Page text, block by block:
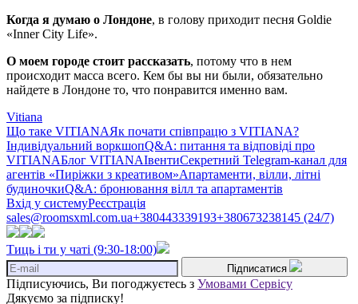
Когда я думаю о Лондоне, в голову приходит песня Goldie
«Inner City Life».
О моем городе стоит рассказать, потому что в нем
происходит масса всего. Кем бы вы ни были, обязательно
найдете в Лондоне то, что понравится именно вам.
Vitiana
Що таке VITIANAЯк почати співпрацю з VITIANA?
Індивідуальний воркшопQ&A: питання та відповіді про
VITIANAБлог VITIANAІвентиСекретний Telegram-канал для
агентів «Пиріжки з креативом»Апартаменти, вілли, літні
будиночкиQ&A: бронювання вілл та апартаментів
Вхід у системуРеєстрація
sales@roomsxml.com.ua+380443339193+380673238145 (24/7)
Тиць і ти у чаті (9:30-18:00)
Підписатися
Підписуючись, Ви погоджуєтесь з Умовами Сервісу
Дякуємо за підписку!